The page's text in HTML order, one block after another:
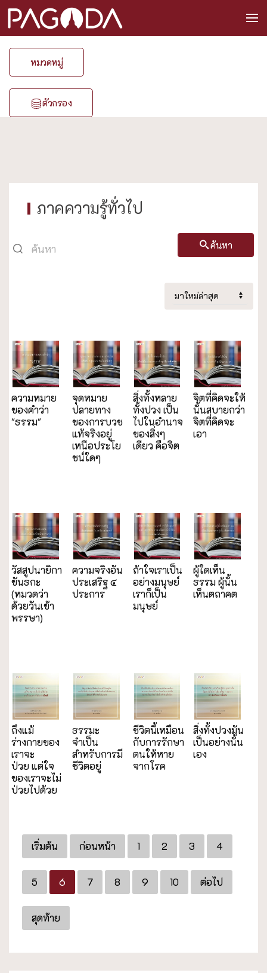
หมวดหมู่
ตัวกรอง
ภาคความรู้ทั่วไป
ค้นหา
ความหมาย
ของคำว่า
"ธรรม"
จุดหมาย
ปลายทาง
ของการบวช
แท้จริงอยู่
เหนือประโย
ชน์ใดๆ
สิ่งทั้งหลาย
ทั้งปวง เป็น
ไปในอำนาจ
ของสิ่งๆ
เดียว คือจิต
จิตที่คิดจะให้
นั้นสบายกว่า
จิตที่คิดจะ
เอา
วัสสูปนายิกา
ขันธกะ
(หมวดว่า
ด้วยวันเข้า
พรรษา)
ความจริงอัน
ประเสริฐ ๔
ประการ
ถ้าใจเราเป็น
อย่างมนุษย์
เราก็เป็น
มนุษย์
ผู้ใดเห็น
ธรรม ผู้นั้น
เห็นตถาคต
ถึงแม้
ร่างกายของ
เราจะ
ป่วย แต่ใจ
ของเราจะไม่
ป่วยไปด้วย
ธรรมะ
จำเป็น
สำหรับการมี
ชีวิตอยู่
ชีวิตนี้เหมือน
กับการรักษา
ตนให้หาย
จากโรค
สิ่งทั้งปวงมัน
เป็นอย่างนั้น
เอง
เริ่มต้น ก่อนหน้า 1 2 3 4
5 6 7 8 9 10 ต่อไป
สุดท้าย